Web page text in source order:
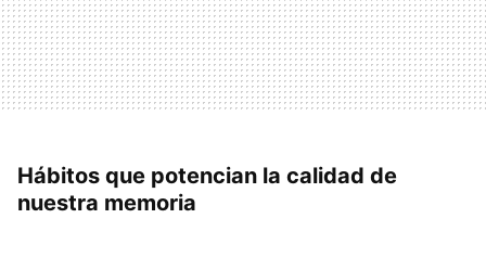
Hábitos que potencian la calidad de
nuestra memoria